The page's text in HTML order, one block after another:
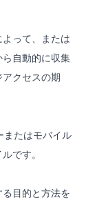
って、または
自動的に収集
クセスの期
またはモバイル
です。
目的と方法を